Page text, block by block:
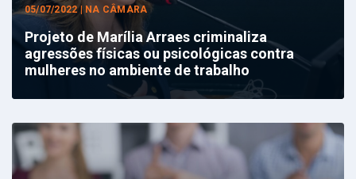
05/07/2022 | NA CÂMARA
Projeto de Marília Arraes criminaliza
agressões físicas ou psicológicas contra
mulheres no ambiente de trabalho